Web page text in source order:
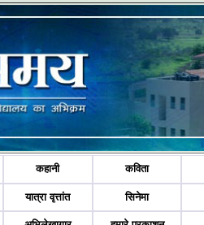
कहानी कविता
यात्रा वृत्तांत सिनेमा